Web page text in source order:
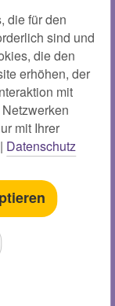
der
bei
Editionen
sind
des
die für den
sind und
die den
erhöhen, der
mit
mit Ihrer
Datenschutz